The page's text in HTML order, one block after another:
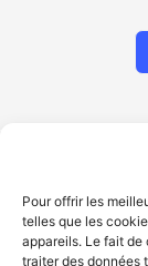
Pour offrir les
telles que les
appareils. Le fait
traiter des données